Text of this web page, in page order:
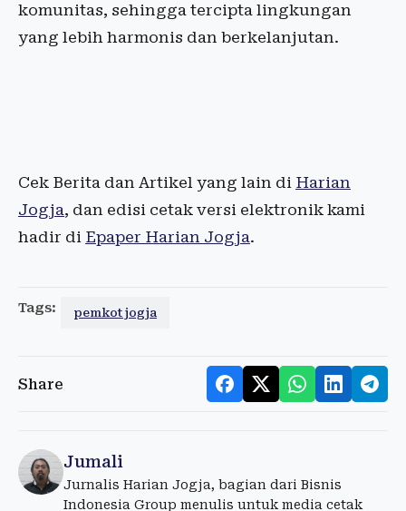
komunitas, sehingga tercipta lingkungan
yang lebih harmonis dan berkelanjutan.
Cek Berita dan Artikel yang lain di Harian
Jogja, dan edisi cetak versi elektronik kami
hadir di Epaper Harian Jogja.
Tags: pemkot jogja
Share
Jumali
Jurnalis Harian Jogja, bagian dari Bisnis
Indonesia Group menulis untuk media cetak